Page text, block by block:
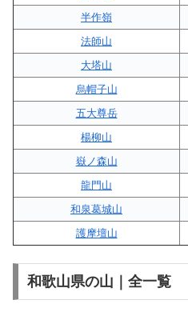
半作嶺
法師山
大塔山
烏帽子山
五大尊岳
楊柳山
嶽ノ森山
龍門山
和泉葛城山
護摩壇山
和歌山県の山｜全一覧